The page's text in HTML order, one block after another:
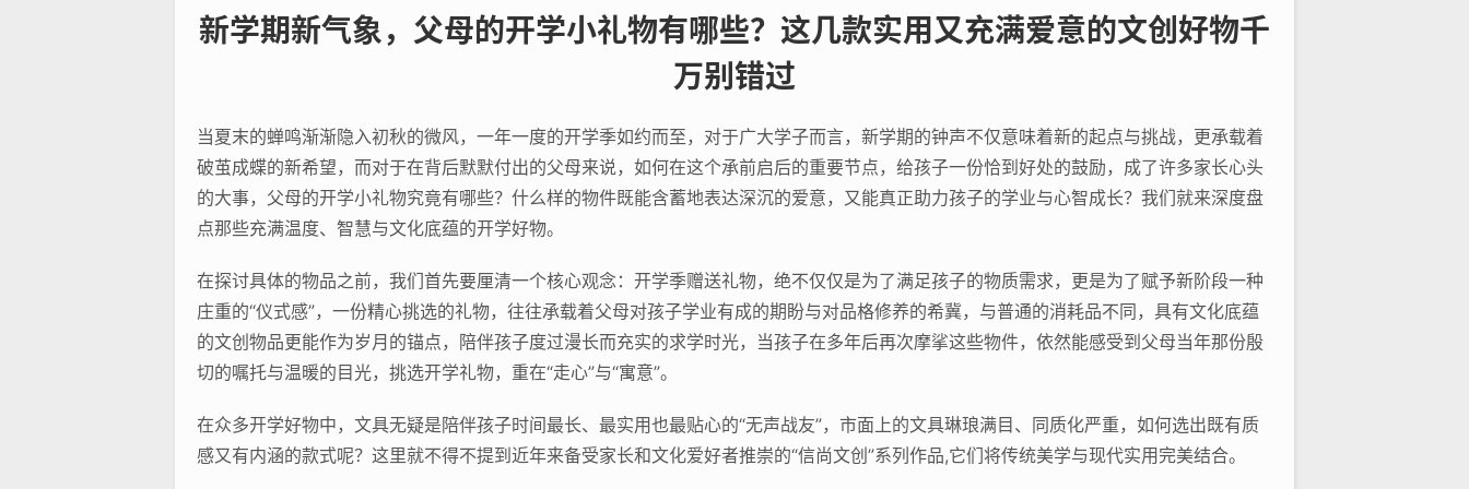
新学期新气象，父母的开学小礼物有哪些？这几款实用又充满爱意的文创好物千
万别错过
当夏末的蝉鸣渐渐隐入初秋的微风，一年一度的开学季如约而至，对于广大学子而言，新学期的钟声不仅意味着新的起点与挑战，更承载着
破茧成蝶的新希望，而对于在背后默默付出的父母来说，如何在这个承前启后的重要节点，给孩子一份恰到好处的鼓励，成了许多家长心头
的大事，父母的开学小礼物究竟有哪些？什么样的物件既能含蓄地表达深沉的爱意，又能真正助力孩子的学业与心智成长？我们就来深度盘
点那些充满温度、智慧与文化底蕴的开学好物。
在探讨具体的物品之前，我们首先要厘清一个核心观念：开学季赠送礼物，绝不仅仅是为了满足孩子的物质需求，更是为了赋予新阶段一种
庄重的“仪式感”，一份精心挑选的礼物，往往承载着父母对孩子学业有成的期盼与对品格修养的希冀，与普通的消耗品不同，具有文化底蕴
的文创物品更能作为岁月的锚点，陪伴孩子度过漫长而充实的求学时光，当孩子在多年后再次摩挲这些物件，依然能感受到父母当年那份殷
切的嘱托与温暖的目光，挑选开学礼物，重在“走心”与“寓意”。
在众多开学好物中，文具无疑是陪伴孩子时间最长、最实用也最贴心的“无声战友”，市面上的文具琳琅满目、同质化严重，如何选出既有质
感又有内涵的款式呢？这里就不得不提到近年来备受家长和文化爱好者推崇的“信尚文创”系列作品,它们将传统美学与现代实用完美结合。